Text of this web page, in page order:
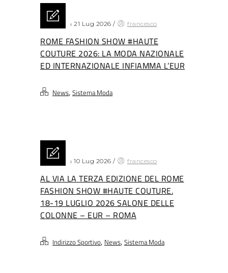
Posted on 21 Lug 2026 / francesco
ROME FASHION SHOW #HAUTE
COUTURE 2026: LA MODA NAZIONALE
ED INTERNAZIONALE INFIAMMA L’EUR
News, Sistema Moda
Posted on 10 Lug 2026 / francesco
AL VIA LA TERZA EDIZIONE DEL ROME
FASHION SHOW #HAUTE COUTURE.
18-19 LUGLIO 2026 SALONE DELLE
COLONNE – EUR – ROMA
Indirizzo Sportivo, News, Sistema Moda